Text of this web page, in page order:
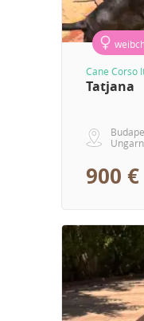
Cane Corso
Tatjana
Ungarn
900 €